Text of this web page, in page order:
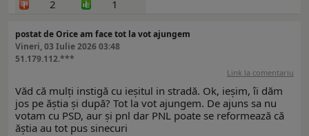
2
1
postat de Orice am face tot la vot ajungem
Vineri, 03 Iulie 2026 03:48
51.179.112.***
Link la comentariu
Văd că mulți instigă cu ieșitul in stradă. Ok, ieșim, îi dăm
jos pe ăștia și după? Tot la vot ajungem. De ajuns sa nu
votam cu PSD, aur și pnl dar PNL poate se reformează că
ăștia au tot pus sinecuri